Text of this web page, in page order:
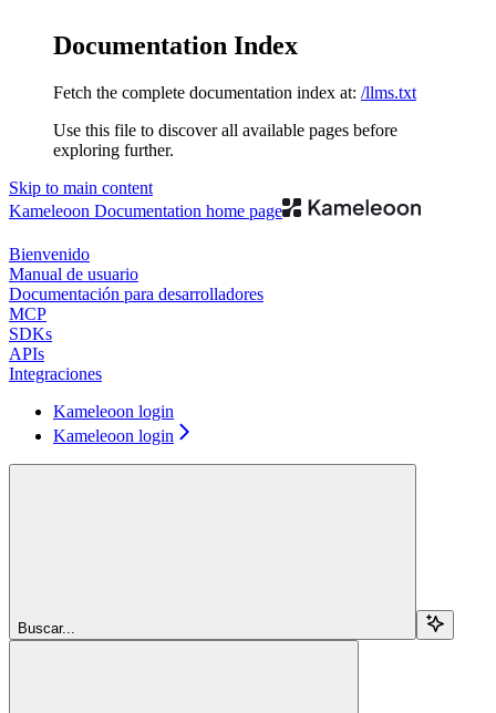
Documentation Index
Fetch the complete documentation index at: /llms.txt
Use this file to discover all available pages before
exploring further.
Skip to main content
Kameleoon Documentation home page
Bienvenido
Manual de usuario
Documentación para desarrolladores
MCP
SDKs
APIs
Integraciones
Kameleoon login
Kameleoon login
Buscar...